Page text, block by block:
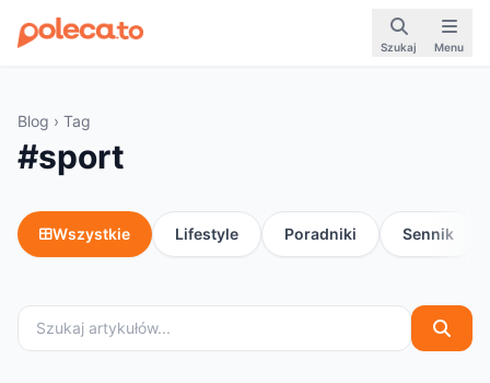
Szukaj Menu
Blog › Tag
#sport
Wszystkie Lifestyle Poradniki Sennik